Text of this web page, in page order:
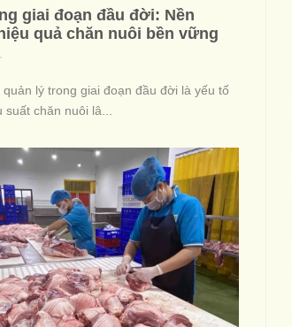
giai đoạn đầu đời: Nền
quả chăn nuôi bền vững
lý trong giai đoạn đầu đời là yếu tố
suất chăn nuôi lâ...